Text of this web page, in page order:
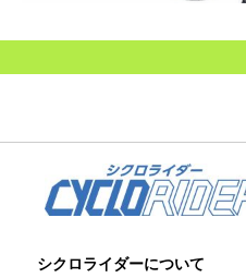
シクロライダーについて